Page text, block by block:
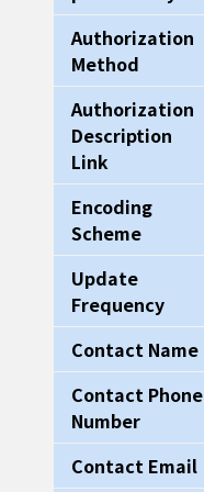
Authorization
Method
Authorization
Description
Link
Encoding
Scheme
Update
Frequency
Contact Name
Contact Phone
Number
Contact Email